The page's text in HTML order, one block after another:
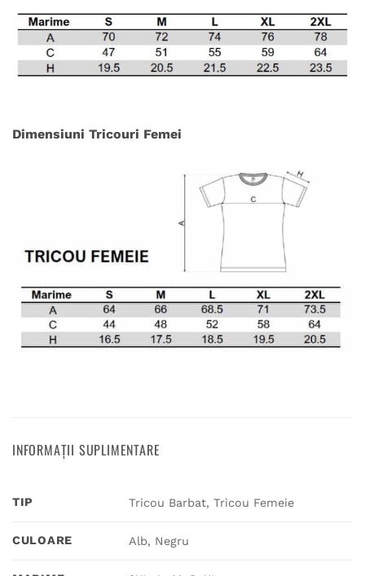
Dimensiuni Tricouri Femei
INFORMAȚII SUPLIMENTARE
TIP Tricou Barbat, Tricou Femeie
CULOARE Alb, Negru